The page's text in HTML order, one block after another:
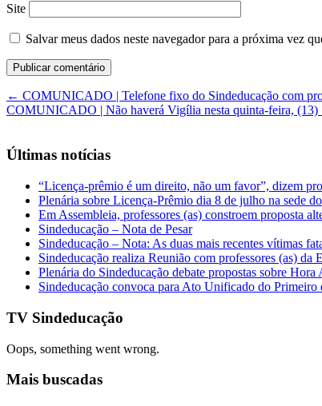
Site
Salvar meus dados neste navegador para a próxima vez
← COMUNICADO | Telefone fixo do Sindeducação com
COMUNICADO | Não haverá Vigília nesta quinta-feira, (13)
Últimas notícias
“Licença-prêmio é um direito, não um favor”, dizem
Plenária sobre Licença-Prêmio dia 8 de julho na sede
Em Assembleia, professores (as) constroem proposta
Sindeducação – Nota de Pesar
Sindeducação – Nota: As duas mais recentes vítimas
Sindeducação realiza Reunião com professores (as) da
Plenária do Sindeducação debate propostas sobre Hora
Sindeducação convoca para Ato Unificado do Primeiro
TV Sindeducação
Oops, something went wrong.
Mais buscadas